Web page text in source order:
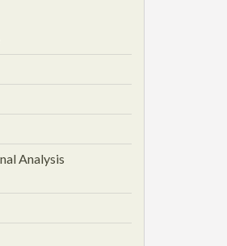
Analysis